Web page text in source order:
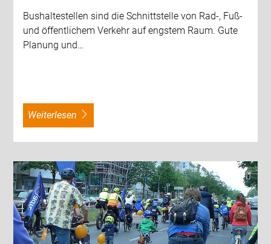
Bushaltestellen sind die Schnittstelle von Rad-, Fuß-
und öffentlichem Verkehr auf engstem Raum. Gute
Planung und…
weiterlesen